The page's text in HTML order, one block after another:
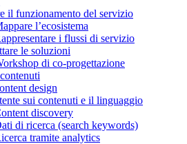
il funzionamento del servizio
l’ecosistema
i flussi di servizio
le soluzioni
di co-progettazione
design
sui contenuti e il linguaggio
discovery
di ricerca (search keywords)
tramite analytics